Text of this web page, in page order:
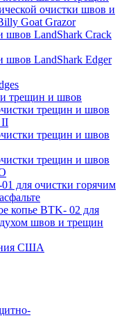
очистки швов и
Goat Grazor
швов LandShark Crack
швов LandShark Edger
трещин и швов
трещин и швов
II
трещин и швов
трещин и швов
для очистки горячим
копье BTK- 02 для
швов и трещин
США